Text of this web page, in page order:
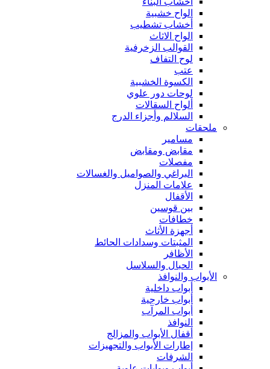
الواح خشبية
أخشاب تشطيب
الواح الاثاث
القوالب الزخرفية
لوح التفاف
عتب
الكسوة الخشبية
لوحات دور علوي
ألواح السقالات
السلالم وأجزاء الدرج
ملحقات
مسامير
مقابض ومقابض
مفصلات
البراغي والصواميل والغسالات
علامات المنزل
الأقفال
بين قوسين
خطافات
أجهزة الأثاث
المثبتات وسدادات الحائط
الأظافر
الحبال والسلاسل
الأبواب والنوافذ
أبواب داخلية
أبواب خارجية
أبواب المرآب
النوافذ
أقفال الأبواب والمزالج
إطارات الأبواب والتجهيزات
الشرفات